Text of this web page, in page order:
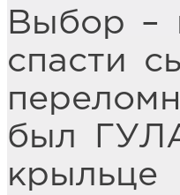
Выбор –
спасти
был